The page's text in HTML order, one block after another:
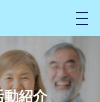
メ
ニ
ュ
紹介